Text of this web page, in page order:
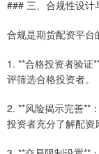
### 三、合规性设计
合规是期货配资平台
1. **合格投资者验证
评筛选合格投资者。
2. **风险揭示完善**
投资者充分了解配资